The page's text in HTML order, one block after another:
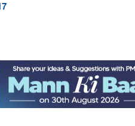
और भारत के
की जानकारी
स्थिति